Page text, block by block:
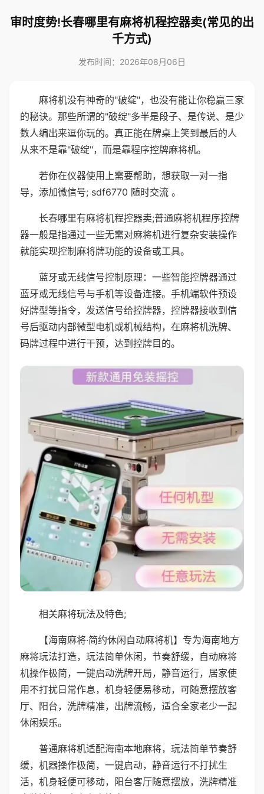
审时度势!长春哪里有麻将机程控器卖(常见的出
千方式)
发布时间：2026年08月06日
麻将机没有神奇的"破绽"，也没有能让你稳赢三家
的秘诀。那些所谓的"破绽"多半是段子、是传说、是少
数人编出来逗你玩的。真正能在牌桌上笑到最后的人
从来不是靠"破绽"，而是靠程序控牌麻将机。
若你在仪器使用上需要帮助，想获取一对一指
导，添加微信号; sdf6770 随时交流 。
长春哪里有麻将机程控器卖;普通麻将机程序控牌
器一般是指通过一些无需对麻将机进行复杂安装操作
就能实现控制麻将牌功能的设备或工具。
蓝牙或无线信号控制原理：一些智能控牌器通过
蓝牙或无线信号与手机等设备连接。手机端软件预设
好牌型等指令，发送信号给控牌器，控牌器接收到信
号后驱动内部微型电机或机械结构，在麻将机洗牌、
码牌过程中进行干预，达到控牌目的。
相关麻将玩法及特色;
【海南麻将·简约休闲自动麻将机】专为海南地方
麻将玩法打造，玩法简单休闲，节奏舒缓，自动麻将
机操作极简，一键启动洗牌开局，静音运行，居家使
用不打扰日常作息，机身轻便易移动，可随意摆放客
厅、阳台，洗牌精准，出牌流畅，适合全家老少一起
休闲娱乐。
普通麻将机适配海南本地麻将，玩法简单节奏舒
缓，机器操作极简，一键启动，静音运行不打扰生
活，机身轻便可移动，阳台客厅随意摆放，洗牌精准